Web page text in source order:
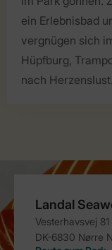
ein Erlebnisbad
vergnügen sich
Hüpfburg,
nach Herzenslust.